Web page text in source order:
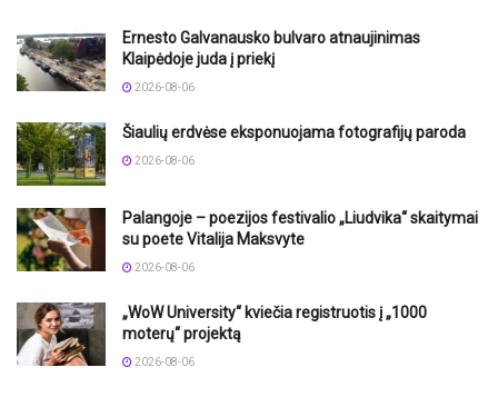
Ernesto Galvanausko bulvaro atnaujinimas
Klaipėdoje juda į priekį
2026-08-06
Šiaulių erdvėse eksponuojama fotografijų paroda
2026-08-06
Palangoje – poezijos festivalio „Liudvika“ skaitymai
su poete Vitalija Maksvyte
2026-08-06
„WoW University“ kviečia registruotis į „1000
moterų“ projektą
2026-08-06